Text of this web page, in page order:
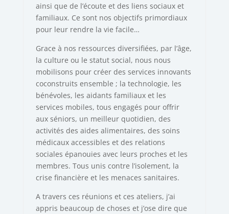
ainsi que de l’écoute et des liens sociaux et
familiaux. Ce sont nos objectifs primordiaux
pour leur rendre la vie facile…
Grace à nos ressources diversifiées, par l’âge,
la culture ou le statut social, nous nous
mobilisons pour créer des services innovants
coconstruits ensemble ; la technologie, les
bénévoles, les aidants familiaux et les
services mobiles, tous engagés pour offrir
aux séniors, un meilleur quotidien, des
activités des aides alimentaires, des soins
médicaux accessibles et des relations
sociales épanouies avec leurs proches et les
membres. Tous unis contre l’isolement, la
crise financière et les menaces sanitaires.
A travers ces réunions et ces ateliers, j’ai
appris beaucoup de choses et j’ose dire que